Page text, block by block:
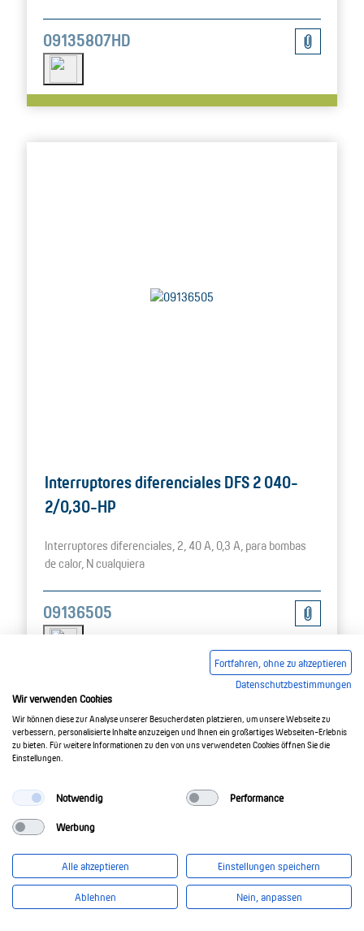
09135807HD
Interruptores diferenciales DFS 2 040-
2/0,30-HP
Interruptores diferenciales, 2, 40 A, 0,3 A, para bombas
de calor, N cualquiera
09136505
Fortfahren, ohne zu akzeptieren
Datenschutzbestimmungen
Wir verwenden Cookies
Wir können diese zur Analyse unserer Besucherdaten platzieren, um unsere Webseite zu
verbessern, personalisierte Inhalte anzuzeigen und Ihnen ein großartiges Webseiten-Erlebnis
zu bieten. Für weitere Informationen zu den von uns verwendeten Cookies öffnen Sie die
Einstellungen.
Notwendig Performance
Werbung
Alle akzeptieren Einstellungen speichern
Ablehnen Nein, anpassen